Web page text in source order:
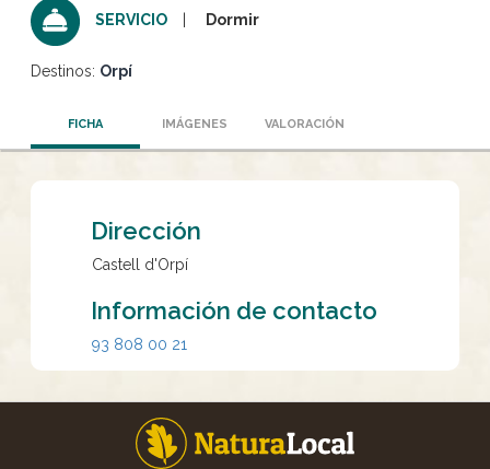
SERVICIO Dormir
Destinos: Orpí
FICHA IMÁGENES VALORACIÓN
Dirección
Castell d'Orpí
Información de contacto
93 808 00 21